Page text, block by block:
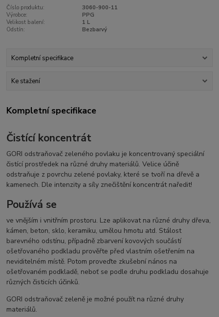
Číslo produktu:
3060-900-11
Výrobce:
PPG
Velikost balení:
1 L
Odstín:
Bezbarvý
Kompletní specifikace
Ke stažení
Kompletní specifikace
Čistící koncentrát
GORI odstraňovač zeleného povlaku je koncentrovaný speciální
čistící prostředek na různé druhy materiálů. Velice účině
odstraňuje z povrchu zelené povlaky, které se tvoří na dřevě a
kamenech. Dle intenzity a síly znečištění koncentrát naředit!
Používá se
ve vnějším i vnitřním prostoru. Lze aplikovat na různé druhy dřeva,
kámen, beton, sklo, keramiku, umělou hmotu atd. Stálost
barevného odstínu, případně zbarvení kovových součástí
ošetřovaného podkladu prověřte před vlastním ošetřením na
neviditelném místě. Potom proveďte zkušební nános na
ošetřovaném podkladě, neboť se podle druhu podkladu dosahuje
různých čisticích účinků.
GORI odstraňovač zeleně je možné použít na různé druhy
materiálů.